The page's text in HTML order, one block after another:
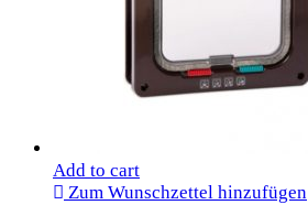
Add to cart
Zum Wunschzettel hinzufügen